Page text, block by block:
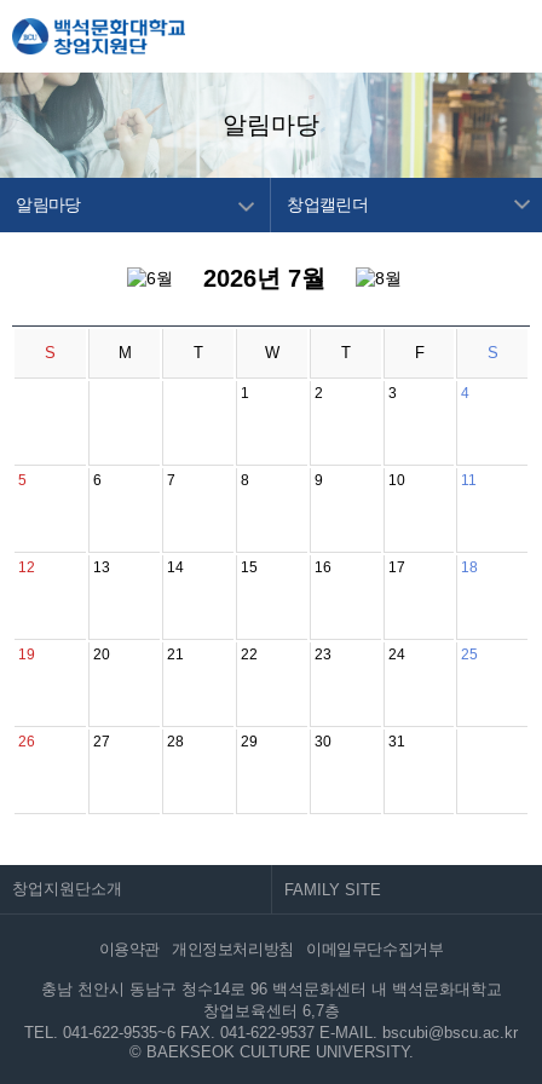
알림마당
알림마당
창업보육센터
백석메이커스
창업캘린더
창업캘린더
2026년 7월
S M T W T F S
1 2 3 4
5 6 7 8 9 10 11
12 13 14 15 16 17 18
19 20 21 22 23 24 25
26 27 28 29 30 31
창업지원단소개
이용약관 개인정보처리방침 이메일무단수집거부
충남 천안시 동남구 청수14로 96 백석문화센터 내 백석문화대학교
창업보육센터 6,7층
TEL. 041-622-9535~6 FAX. 041-622-9537 E-MAIL. bscubi@bscu.ac.kr
© BAEKSEOK CULTURE UNIVERSITY.